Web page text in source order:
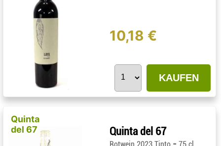
10,18 €
KAUFEN
Quinta
del 67
Quinta del 67
-